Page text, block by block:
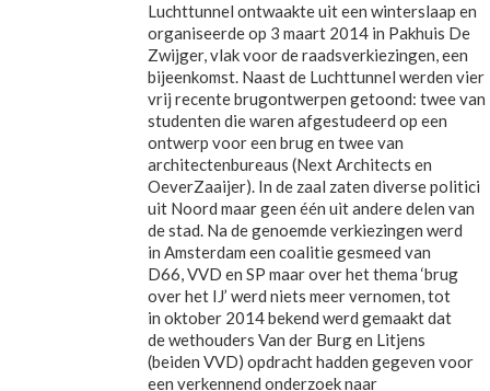
Luchttunnel ontwaakte uit een winterslaap en
organiseerde op 3 maart 2014 in Pakhuis De
Zwijger, vlak voor de raadsverkiezingen, een
bijeenkomst. Naast de Luchttunnel werden vier
vrij recente brugontwerpen getoond: twee van
studenten die waren afgestudeerd op een
ontwerp voor een brug en twee van
architectenbureaus (Next Architects en
OeverZaaijer). In de zaal zaten diverse politici
uit Noord maar geen één uit andere delen van
de stad. Na de genoemde verkiezingen werd
in Amsterdam een coalitie gesmeed van
D66, VVD en SP maar over het thema ‘brug
over het IJ’ werd niets meer vernomen, tot
in oktober 2014 bekend werd gemaakt dat
de wethouders Van der Burg en Litjens
(beiden VVD) opdracht hadden gegeven voor
een verkennend onderzoek naar